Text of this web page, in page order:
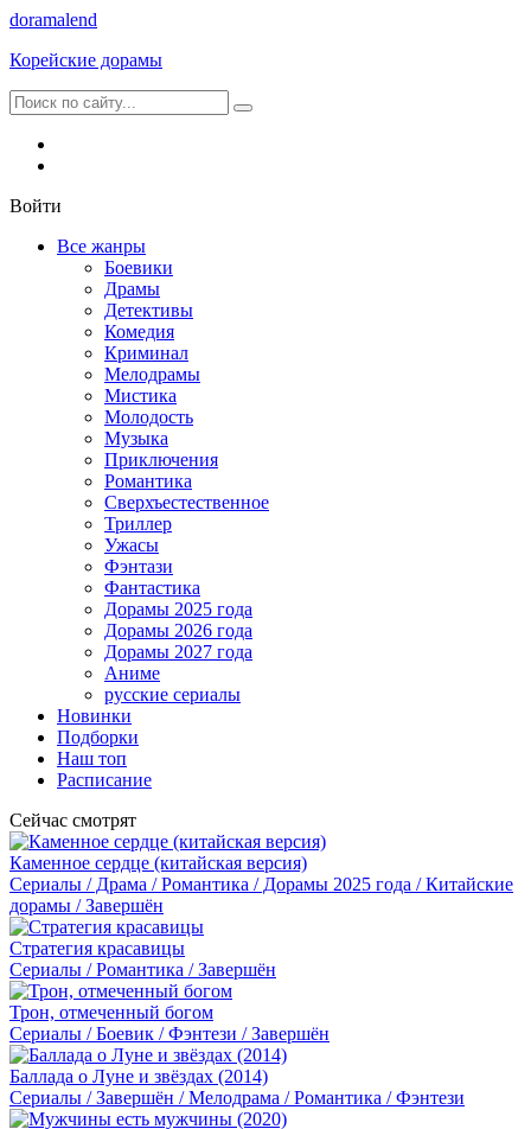
doramalend
Корейские дорамы
Войти
Все жанры
Боевики
Драмы
Детективы
Комедия
Криминал
Мелодрамы
Мистика
Молодость
Музыка
Приключения
Романтика
Сверхъестественное
Триллер
Ужасы
Фэнтази
Фантастика
Дорамы 2025 года
Дорамы 2026 года
Дорамы 2027 года
Аниме
русские сериалы
Новинки
Подборки
Наш топ
Расписание
Сейчас смотрят
Каменное сердце (китайская версия)
Сериалы / Драма / Романтика / Дорамы 2025 года / Китайские
дорамы / Завершён
Стратегия красавицы
Сериалы / Романтика / Завершён
Трон, отмеченный богом
Сериалы / Боевик / Фэнтези / Завершён
Баллада о Луне и звёздах (2014)
Сериалы / Завершён / Мелодрама / Романтика / Фэнтези